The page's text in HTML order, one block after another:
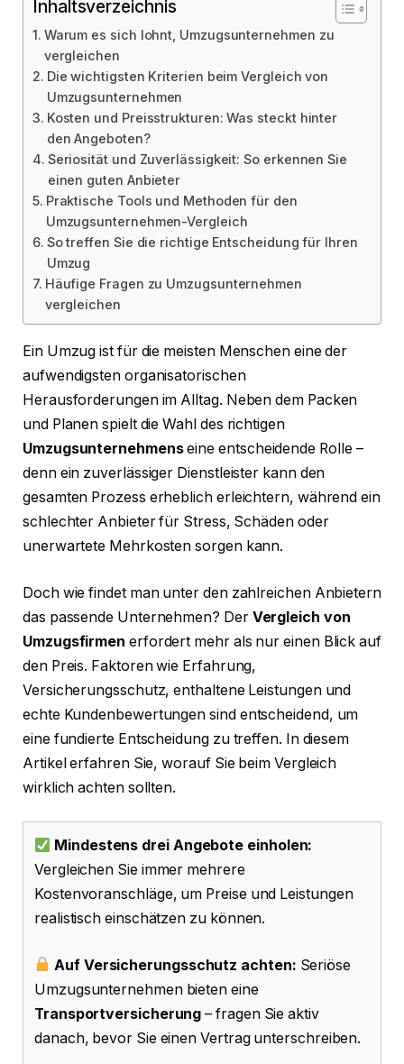
Inhaltsverzeichnis
Warum es sich lohnt, Umzugsunternehmen zu
vergleichen
Die wichtigsten Kriterien beim Vergleich von
Umzugsunternehmen
Kosten und Preisstrukturen: Was steckt hinter
den Angeboten?
Seriosität und Zuverlässigkeit: So erkennen Sie
einen guten Anbieter
Praktische Tools und Methoden für den
Umzugsunternehmen-Vergleich
So treffen Sie die richtige Entscheidung für Ihren
Umzug
Häufige Fragen zu Umzugsunternehmen
vergleichen
Ein Umzug ist für die meisten Menschen eine der
aufwendigsten organisatorischen
Herausforderungen im Alltag. Neben dem Packen
und Planen spielt die Wahl des richtigen
Umzugsunternehmenseine entscheidende Rolle –
denn ein zuverlässiger Dienstleister kann den
gesamten Prozess erheblich erleichtern, während ein
schlechter Anbieter für Stress, Schäden oder
unerwartete Mehrkosten sorgen kann.
Doch wie findet man unter den zahlreichen Anbietern
das passende Unternehmen? Der Vergleich von
Umzugsfirmen erfordert mehr als nur einen Blick auf
den Preis. Faktoren wie Erfahrung,
Versicherungsschutz, enthaltene Leistungen und
echte Kundenbewertungen sind entscheidend, um
eine fundierte Entscheidung zu treffen. In diesem
Artikel erfahren Sie, worauf Sie beim Vergleich
wirklich achten sollten.
Mindestens drei Angebote einholen:
Vergleichen Sie immer mehrere
Kostenvoranschläge, um Preise und Leistungen
realistisch einschätzen zu können.
Auf Versicherungsschutz achten: Seriöse
Umzugsunternehmen bieten eine
Transportversicherung – fragen Sie aktiv
danach, bevor Sie einen Vertrag unterschreiben.